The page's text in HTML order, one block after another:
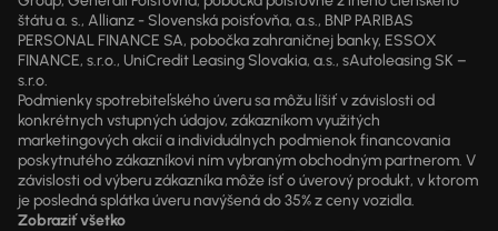
štátu a. s., Allianz - Slovenská poisťovňa, a.s., BNP PARIBAS
PERSONAL FINANCE SA, pobočka zahraničnej banky, ESSOX
FINANCE, s.r.o., UniCredit Leasing Slovakia, a.s., sAutoleasing SK –
s.r.o.
Podmienky spotrebiteľského úveru sa môžu líšiť v závislosti od
konkrétnych vstupných údajov, zákazníkom využitých
marketingových akcií a individuálnych podmienok financovania
poskytnutého zákazníkovi ním vybraným obchodným partnerom. V
závislosti od výberu zákazníka môže ísť o úverový produkt, v ktorom
je posledná splátka úveru navýšená do 35% z ceny vozidla.
Zobraziť všetko